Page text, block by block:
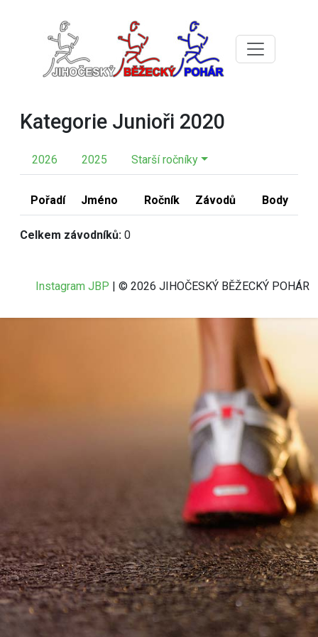
Kategorie Junioři 2020
2026 2025 Starší ročníky
Pořadí Jméno Ročník Závodů Body
Celkem závodníků: 0
Instagram JBP | © 2026 JIHOČESKÝ BĚŽECKÝ POHÁR